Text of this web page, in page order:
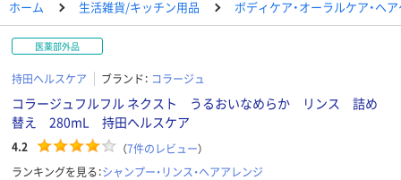
ホーム 生活雑貨/キッチン用品 ボディケア・オーラルケア・ヘ
医薬部外品
持田ヘルスケア ブランド： コラージュ
コラージュフルフル ネクスト うるおいなめらか リンス 詰め
替え 280mL 持田ヘルスケア
4.2 （7件のレビュー）
ランキングを見る：シャンプー・リンス・ヘアアレンジ